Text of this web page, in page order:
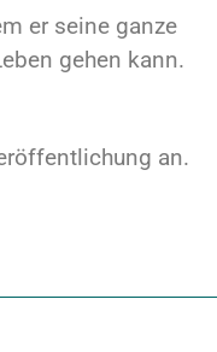
er seine ganze
gehen kann.
an.